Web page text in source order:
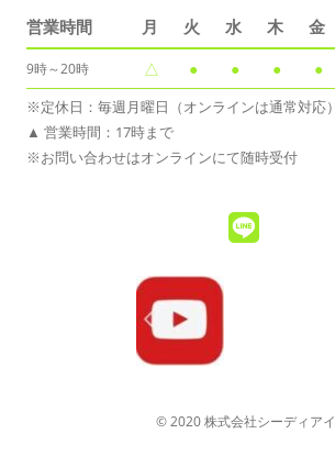
営業時間 月 火 水 木 金
9時～20時 △ ● ● ● ●
※定休日：毎週月曜日（オンラインは通常対応）
▲ 営業時間：17時まで
※お問い合わせはオンラインにて随時受付
© 2020 株式会社シーディアイ